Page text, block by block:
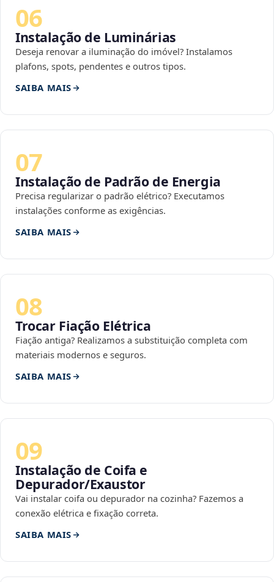
06
Instalação de Luminárias
Deseja renovar a iluminação do imóvel? Instalamos
plafons, spots, pendentes e outros tipos.
SAIBA MAIS
07
Instalação de Padrão de Energia
Precisa regularizar o padrão elétrico? Executamos
instalações conforme as exigências.
SAIBA MAIS
08
Trocar Fiação Elétrica
Fiação antiga? Realizamos a substituição completa com
materiais modernos e seguros.
SAIBA MAIS
09
Instalação de Coifa e
Depurador/Exaustor
Vai instalar coifa ou depurador na cozinha? Fazemos a
conexão elétrica e fixação correta.
SAIBA MAIS